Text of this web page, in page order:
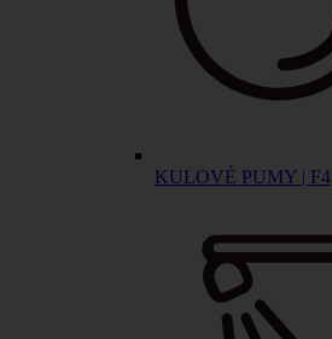
KULOVÉ PUMY | F4